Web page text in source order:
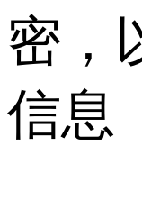
密，
信息